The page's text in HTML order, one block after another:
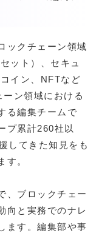
ックチェーン領域
ット）、セキュ
イン、NFTなど
ン領域における
る編集チームで
プ累計260社以
してきた知見をも
す。
、ブロックチェー
向と実務でのナレ
ます。編集部や事